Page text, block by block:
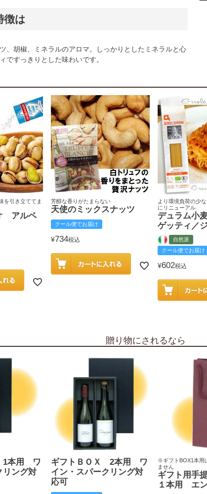
徴は
、胡椒、ミネラルのアロマ。しっかりとしたミネラルと心
ですっきりとした味わいです。
を引き立ててま
アルペ
芳醇な香りがたまらない
天使のミックスナッツ
クール便でお届け
¥734税込
より環境負荷の少
にリニューアル
デュラム小
ゲッティ／
自然派
クール便でお届け
¥602税込
贈り物にされるなら
1本用 ワ
リング対
ギフトＢＯＸ 2本用 ワ
イン・スパークリング対
応可
※ギフトBOX1本用
ません
ギフト用手
１本用 エ